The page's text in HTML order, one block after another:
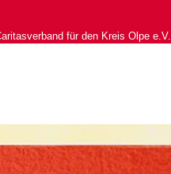
für den Kreis Olpe e.V.